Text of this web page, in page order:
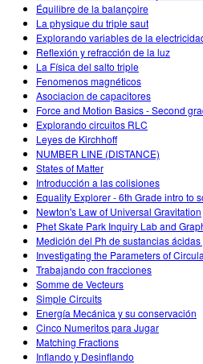
Équilibre de la balançoire
La physique du triple saut
Explorando variables de la
Reflexión y refracción de la luz
La Física del salto triple
Fenomenos magnéticos
Asociacion de capacitores
Force and Motion Basics - Second
Explorando circuitos RLC
Leyes de Kirchhoff
NUMBER LINE (DISTANCE)
States of Matter
Introducción a las colisiones
Equality Explorer - 6th Grade intro to
Newton's Law of Universal Gravitation
Phet Skate Park Inquiry Lab and
Medición del Ph de sustancias
Investigating the Parameters of
Trabajando con fracciones
Somme de Vecteurs
Simple Circuits
Energía Mecánica y su conservación
Cinco Numeritos para Jugar
Matching Fractions
Inflando y Desinflando